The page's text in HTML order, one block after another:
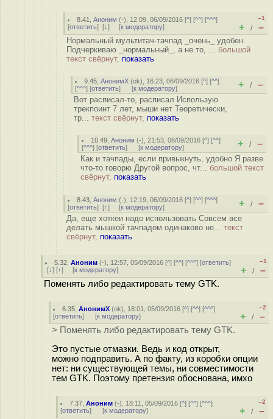
8.41 ,Аноним (-), 12:09, 06/09/2016 [^] [^^] [^^^]
[ответить] [↓] [к модератору]
–1
+ / –
Нормальный мультитач-тачпад _очень_ удобен
Подчеркиваю _нормальный_, а не то, ... большой
текст свёрнут, показать
9.45 ,АнонимХ (ok), 16:23, 06/09/2016 [^] [^^]
[^^^] [ответить] [к модератору] + / –
Вот расписал-то, расписал Использую
трекпоинт 7 лет, мыши нет Теоретически,
тр... текст свёрнут, показать
10.49 ,Аноним (-), 21:53, 06/09/2016 [^] [^^]
[^^^] [ответить] [к модератору] + / –
Как и тачпады, если привыкнуть, удобно Я разве
что-то говорю Другой вопрос, чт... большой текст
свёрнут, показать
8.43 ,Аноним (-), 12:19, 06/09/2016 [^] [^^] [^^^]
[ответить] [↑] [к модератору] + / –
Да, еще хоткеи надо использовать Совсем все
делать мышкой тачпадом одинаково не... текст
свёрнут, показать
5.32 ,Аноним (-), 12:57, 05/09/2016 [^] [^^] [^^^] [ответить]
[↓] [↑] [к модератору]
–1
+ / –
Поменять либо редактировать тему GTK.
6.35 ,АнонимХ (ok), 18:01, 05/09/2016 [^] [^^] [^^^]
[ответить] [к модератору]
–2
+ / –
> Поменять либо редактировать тему GTK.
Это пустые отмазки. Ведь и код открыт,
можно подправить. А по факту, из коробки опции
нет: ни cуществующей темы, ни совместимости
тем GTK. Поэтому претензия обоснована, имхо
7.37 ,Аноним (-), 18:11, 05/09/2016 [^] [^^] [^^^]
[ответить] [к модератору]
–2
+ / –